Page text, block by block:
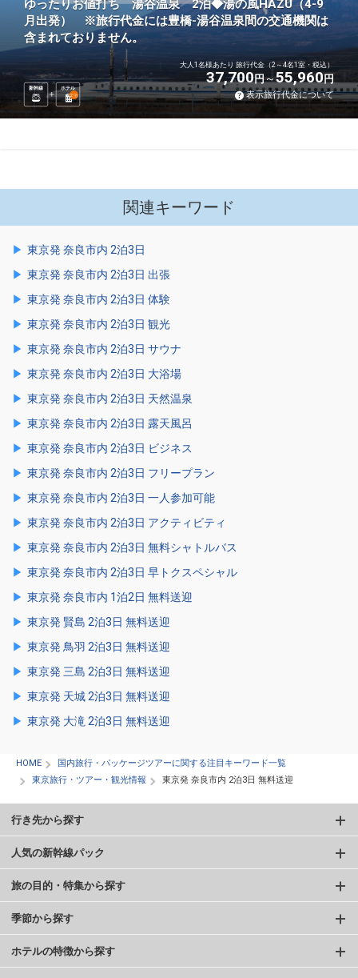
ゆったりお値打ち 湯谷温泉 2泊◆湯の風HAZU（4-9
月出発） ※旅行代金には豊橋-湯谷温泉間の交通機関は
含まれておりません。
新幹線
ホテル
2泊
大人1名様あたり 旅行代金（2～4名1室・税込）
37,700円 55,960円
表示旅行代金について
関連キーワード
東京発 奈良市内 2泊3日
東京発 奈良市内 2泊3日 出張
東京発 奈良市内 2泊3日 体験
東京発 奈良市内 2泊3日 観光
東京発 奈良市内 2泊3日 サウナ
東京発 奈良市内 2泊3日 大浴場
東京発 奈良市内 2泊3日 天然温泉
東京発 奈良市内 2泊3日 露天風呂
東京発 奈良市内 2泊3日 ビジネス
東京発 奈良市内 2泊3日 フリープラン
東京発 奈良市内 2泊3日 一人参加可能
東京発 奈良市内 2泊3日 アクティビティ
東京発 奈良市内 2泊3日 無料シャトルバス
東京発 奈良市内 2泊3日 早トクスペシャル
東京発 奈良市内 1泊2日 無料送迎
東京発 賢島 2泊3日 無料送迎
東京発 鳥羽 2泊3日 無料送迎
東京発 三島 2泊3日 無料送迎
東京発 天城 2泊3日 無料送迎
東京発 大滝 2泊3日 無料送迎
HOME
国内旅行・パッケージツアーに関する注目キーワード一覧
東京旅行・ツアー・観光情報
東京発 奈良市内 2泊3日 無料送迎
行き先から探す
人気の新幹線パック
旅の目的・特集から探す
季節から探す
ホテルの特徴から探す